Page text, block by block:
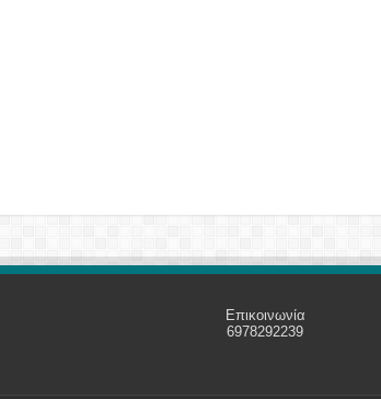
Επικοινωνία
6978292239